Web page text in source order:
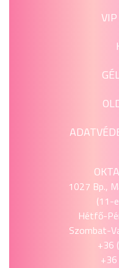
1027 Bp.,
(11-
Hétfő-
Szombat-
+36